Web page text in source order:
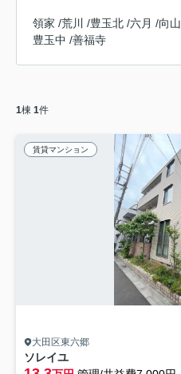
領家 /荒川 /豊玉北 /六月 /向山
豊玉中 /善福寺
1棟 1件
賃貸マンション
大田区東六郷
ソレイユ